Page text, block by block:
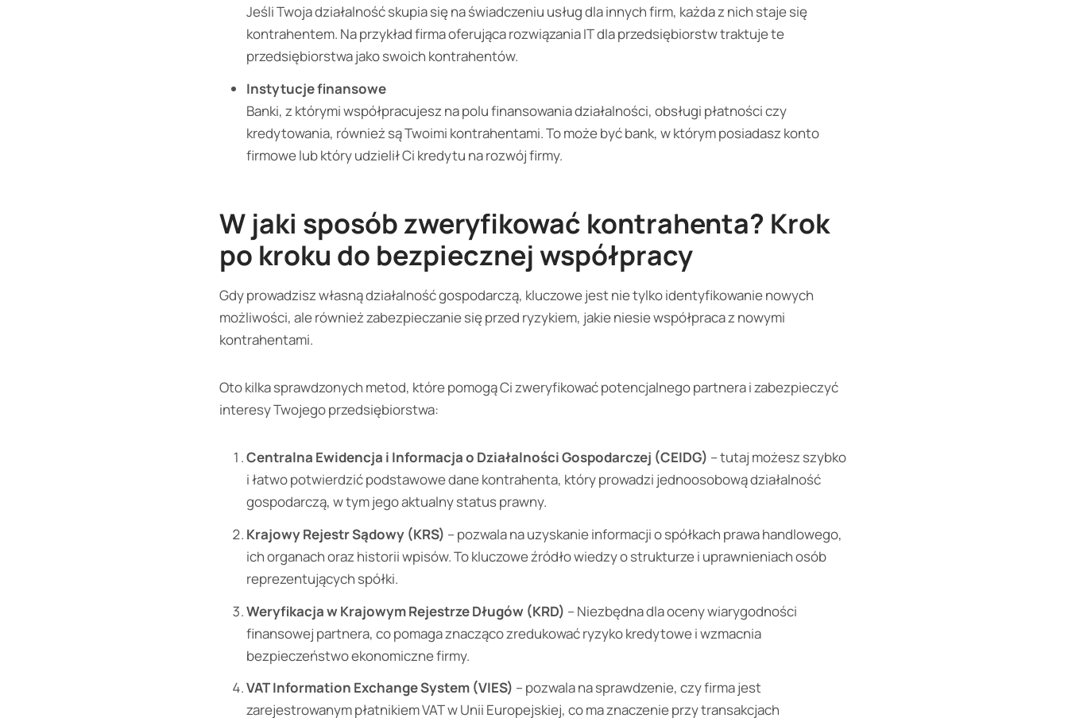
Jeśli Twoja działalność skupia się na świadczeniu usług dla innych firm, każda z nich staje się
kontrahentem. Na przykład firma oferująca rozwiązania IT dla przedsiębiorstw traktuje te
przedsiębiorstwa jako swoich kontrahentów.
Instytucje finansowe
Banki, z którymi współpracujesz na polu finansowania działalności, obsługi płatności czy
kredytowania, również są Twoimi kontrahentami. To może być bank, w którym posiadasz konto
firmowe lub który udzielił Ci kredytu na rozwój firmy.
W jaki sposób zweryfikować kontrahenta? Krok
po kroku do bezpiecznej współpracy
Gdy prowadzisz własną działalność gospodarczą, kluczowe jest nie tylko identyfikowanie nowych
możliwości, ale również zabezpieczanie się przed ryzykiem, jakie niesie współpraca z nowymi
kontrahentami.
Oto kilka sprawdzonych metod, które pomogą Ci zweryfikować potencjalnego partnera i zabezpieczyć
interesy Twojego przedsiębiorstwa:
Centralna Ewidencja i Informacja o Działalności Gospodarczej (CEIDG) – tutaj możesz szybko
i łatwo potwierdzić podstawowe dane kontrahenta, który prowadzi jednoosobową działalność
gospodarczą, w tym jego aktualny status prawny.
Krajowy Rejestr Sądowy (KRS) – pozwala na uzyskanie informacji o spółkach prawa handlowego,
ich organach oraz historii wpisów. To kluczowe źródło wiedzy o strukturze i uprawnieniach osób
reprezentujących spółki.
Weryfikacja w Krajowym Rejestrze Długów (KRD) – Niezbędna dla oceny wiarygodności
finansowej partnera, co pomaga znacząco zredukować ryzyko kredytowe i wzmacnia
bezpieczeństwo ekonomiczne firmy.
VAT Information Exchange System (VIES) – pozwala na sprawdzenie, czy firma jest
zarejestrowanym płatnikiem VAT w Unii Europejskiej, co ma znaczenie przy transakcjach